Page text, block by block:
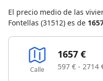
El precio medio de las
Fontellas (31512) es de
Calle
1657 €
597 € - 2714